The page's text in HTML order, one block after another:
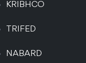
KRIBHCO
TRIFED
NABARD